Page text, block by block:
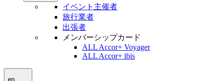
イベント主催者
旅行業者
出張者
メンバーシップカード
ALL Accor+ Voyager
ALL Accor+ ibis
en